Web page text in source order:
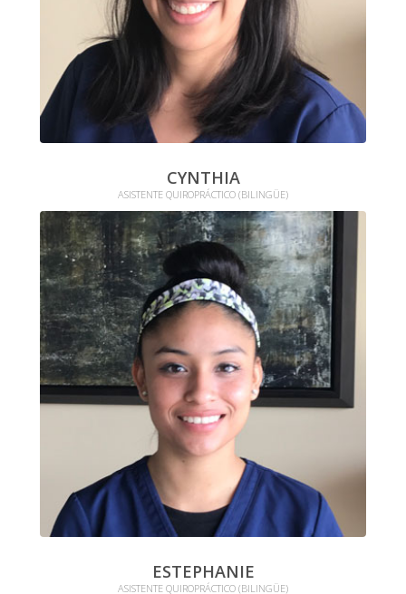
CYNTHIA
ASISTENTE QUIROPRÁCTICO (BILINGÜE)
ESTEPHANIE
ASISTENTE QUIROPRÁCTICO (BILINGÜE)